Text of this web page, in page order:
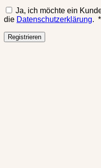
Ja, ich möchte ein
die Datenschutzerklärung. *
Registrieren